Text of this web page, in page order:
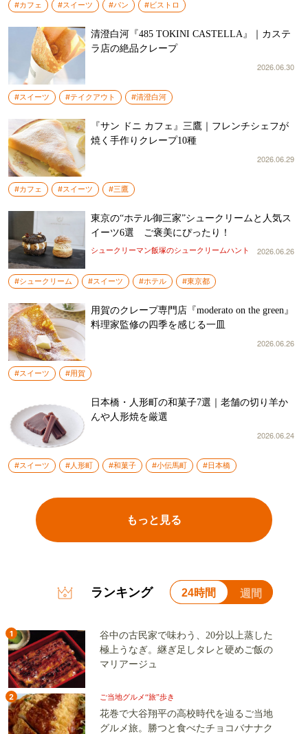
#カフェ #スイーツ #パン #ビストロ
清澄白河『485 TOKINI CASTELLA』｜カステ
ラ店の絶品クレープ
2026.06.30
#スイーツ #テイクアウト #清澄白河
『サン ドニ カフェ』三鷹｜フレンチシェフが
焼く手作りクレープ10種
2026.06.29
#カフェ #スイーツ #三鷹
東京の“ホテル御三家”シュークリームと人気ス
イーツ6選 ご褒美にぴったり！
シュークリーマン飯塚のシュークリームハント 2026.06.26
#シュークリーム #スイーツ #ホテル #東京都
用賀のクレープ専門店『moderato on the green』
料理家監修の四季を感じる一皿
2026.06.26
#スイーツ #用賀
日本橋・人形町の和菓子7選｜老舗の切り羊か
んや人形焼を厳選
2026.06.24
#スイーツ #人形町 #和菓子 #小伝馬町 #日本橋
もっと見る
ランキング 24時間 週間
1
谷中の古民家で味わう、20分以上蒸した
極上うなぎ。継ぎ足しタレと硬めご飯の
マリアージュ
2 ご当地グルメ“旅”歩き
花巻で大谷翔平の高校時代を辿るご当地
グルメ旅。勝つと食べたチョコバナナク